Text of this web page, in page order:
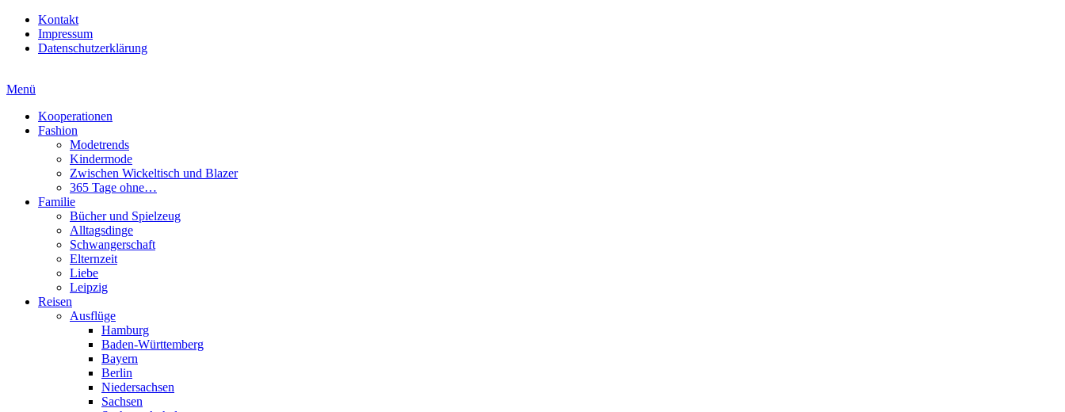
Kontakt
Impressum
Datenschutzerklärung
Menü
Kooperationen
Fashion
Modetrends
Kindermode
Zwischen Wickeltisch und Blazer
365 Tage ohne…
Familie
Bücher und Spielzeug
Alltagsdinge
Schwangerschaft
Elternzeit
Liebe
Leipzig
Reisen
Ausflüge
Hamburg
Baden-Württemberg
Bayern
Berlin
Niedersachsen
Sachsen